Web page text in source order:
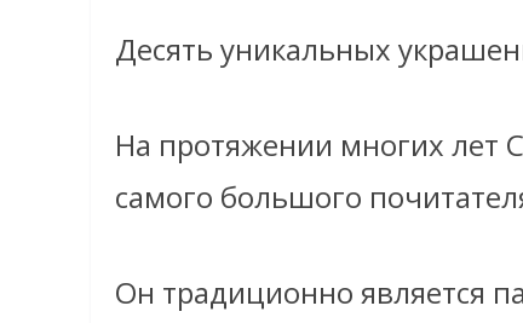
Десять уникальных
На протяжении многих лет
самого большого
Он традиционно является